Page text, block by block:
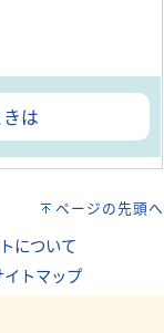
は
ページの先頭へ
について
イトマップ